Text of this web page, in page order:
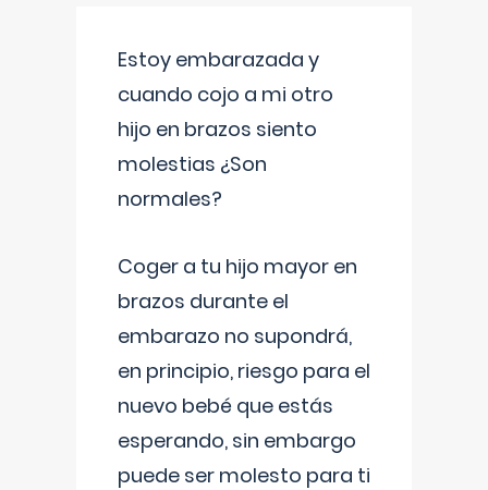
Estoy embarazada y
cuando cojo a mi otro
hijo en brazos siento
molestias ¿Son
normales?
Coger a tu hijo mayor en
brazos durante el
embarazo no supondrá,
en principio, riesgo para el
nuevo bebé que estás
esperando, sin embargo
puede ser molesto para ti